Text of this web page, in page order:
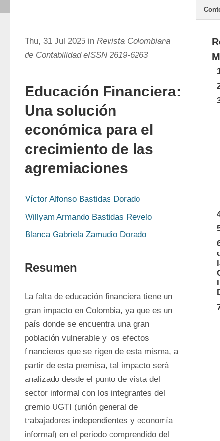
Thu, 31 Jul 2025 in Revista Colombiana
de Contabilidad eISSN 2619-6263
Educación Financiera:
Una solución
económica para el
crecimiento de las
agremiaciones
Víctor Alfonso Bastidas Dorado
Willyam Armando Bastidas Revelo
Blanca Gabriela Zamudio Dorado
Resumen
La falta de educación financiera tiene un
gran impacto en Colombia, ya que es un
país donde se encuentra una gran
población vulnerable y los efectos
financieros que se rigen de esta misma, a
partir de esta premisa, tal impacto será
analizado desde el punto de vista del
sector informal con los integrantes del
gremio UGTI (unión general de
trabajadores independientes y economía
informal) en el periodo comprendido del